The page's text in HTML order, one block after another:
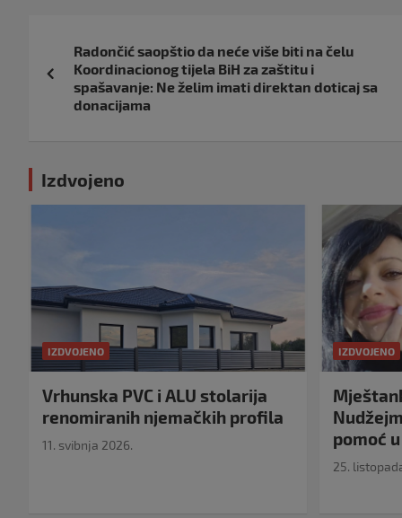
objava
Radončić saopštio da neće više biti na čelu
Koordinacionog tijela BiH za zaštitu i
spašavanje: Ne želim imati direktan doticaj sa
donacijama
Izdvojeno
IZDVOJENO
Vrhunska PVC i ALU stolarija
renomiranih njemačkih profila
11. svibnja 2026.
IZDVOJENO
pomoć
25.